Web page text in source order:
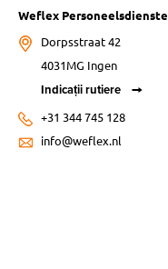
Weflex
Dorpsstraat 42
4031MG Ingen
Indicații rutiere
+31 344 745 128
info@weflex.nl